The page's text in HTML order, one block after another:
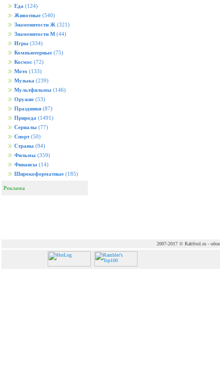
Еда (124)
Животные (540)
Знаменитости Ж (321)
Знаменитости М (44)
Игры (334)
Компьютерные (75)
Космос (72)
Мото (133)
Музыка (239)
Мультфильмы (146)
Оружие (53)
Праздники (87)
Природа (1491)
Сериалы (77)
Спорт (50)
Страны (94)
Фильмы (359)
Финансы (14)
Широкоформатные (185)
Реклама
2007-2017 © RabStol.ru - обои